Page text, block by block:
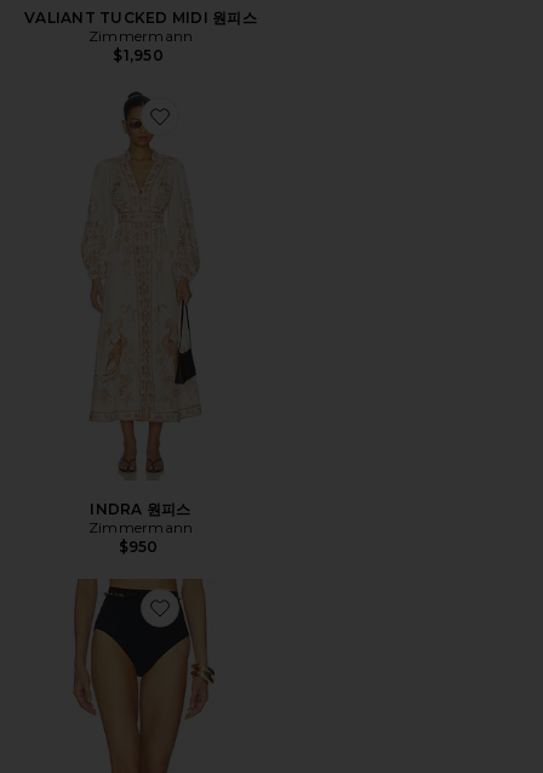
VALIANT TUCKED MIDI 원피스
Zimmermann
$1,950
Favorite INDRA 원피스
INDRA 원피스
Zimmermann
$950
Favorite ROSELIGHT 하이웨이스트 팬츠